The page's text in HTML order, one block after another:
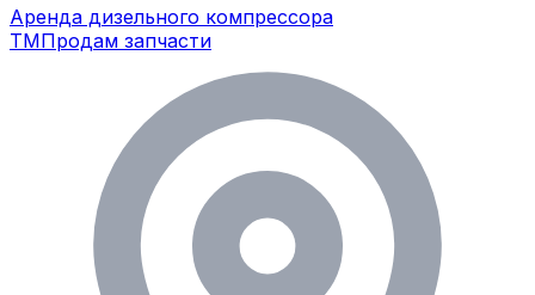
Аренда дизельного компрессора
ТМПродам запчасти